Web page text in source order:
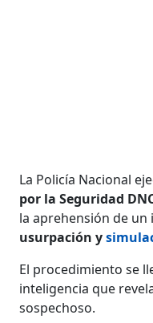
La Policía Nacional
por la Seguridad
la aprehensión de
usurpación y
El procedimiento se
inteligencia que
sospechoso.